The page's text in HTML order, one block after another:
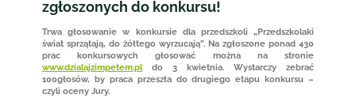
zgłoszonych do konkursu!
Trwa głosowanie w konkursie dla przedszkoli „Przedszkolaki
świat sprzątają, do żółtego wyrzucają”. Na zgłoszone ponad 430
prac konkursowych głosować można na stronie
www.dzialajzimpetem.pldo 3 kwietnia. Wystarczy zebrać
100głosów, by praca przeszła do drugiego etapu konkursu –
czyli oceny Jury.